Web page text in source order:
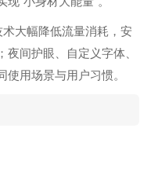
大幅降低流量消耗，安
间护眼、自定义字体、
用场景与用户习惯。